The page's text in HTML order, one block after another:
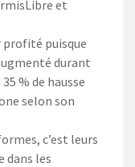
et
profité puisque
durant
% de hausse
selon son
c’est leurs
dans les